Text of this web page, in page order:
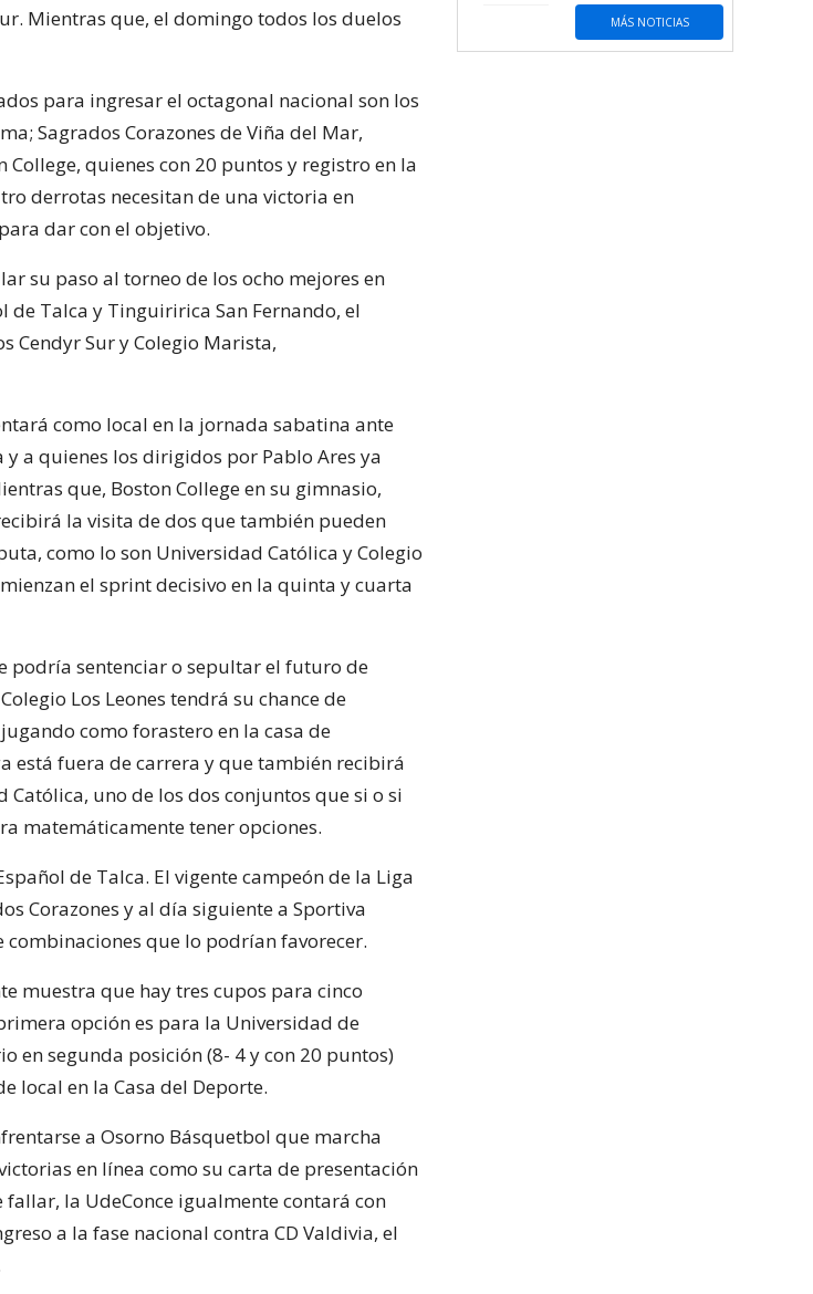
Mientras que, el domingo todos los duelos
para ingresar el octagonal nacional son los
Sagrados Corazones de Viña del Mar,
quienes con 20 puntos y registro en la
derrotas necesitan de una victoria en
dar con el objetivo.
su paso al torneo de los ocho mejores en
de Talca y Tinguiririca San Fernando, el
Cendyr Sur y Colegio Marista,
como local en la jornada sabatina ante
a quienes los dirigidos por Pablo Ares ya
que, Boston College en su gimnasio,
la visita de dos que también pueden
como lo son Universidad Católica y Colegio
el sprint decisivo en la quinta y cuarta
podría sentenciar o sepultar el futuro de
Los Leones tendrá su chance de
como forastero en la casa de
está fuera de carrera y que también recibirá
uno de los dos conjuntos que si o si
matemáticamente tener opciones.
de Talca. El vigente campeón de la Liga
Corazones y al día siguiente a Sportiva
que lo podrían favorecer.
muestra que hay tres cupos para cinco
opción es para la Universidad de
en segunda posición (8- 4 y con 20 puntos)
local en la Casa del Deporte.
a Osorno Básquetbol que marcha
en línea como su carta de presentación
la UdeConce igualmente contará con
a la fase nacional contra CD Valdivia, el
MÁS NOTICIAS